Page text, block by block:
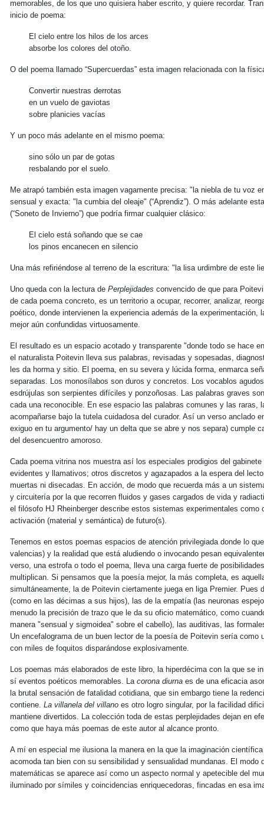
memorables, de los que uno quisiera haber escrito, y quiere recordar.
inicio de poema:
El cielo entre los hilos de los arces
absorbe los colores del otoño.
O del poema llamado “Supercuerdas” esta imagen relacionada con la
Convertir nuestras derrotas
en un vuelo de gaviotas
sobre planicies vacías
Y un poco más adelante en el mismo poema:
sino sólo un par de gotas
resbalando por el suelo.
Me atrapó también esta imagen vagamente precisa: "la niebla de tu voz
sensual y exacta: "la cumbia del oleaje" (“Aprendiz”). O más adelante
(“Soneto de Invierno”) que podría firmar cualquier clásico:
El cielo está soñando que se cae
los pinos encanecen en silencio
Una más refiriéndose al terreno de la escritura: "la lisa urdimbre de este
Uno queda con la lectura de Perplejidades convencido de que para
de cada poema concreto, es un territorio a ocupar, recorrer, analizar,
poético, donde intervienen la experiencia además de la
mejor aún confundidas virtuosamente.
El resultado es un espacio acotado y transparente "donde todo se hace
el naturalista Poitevin lleva sus palabras, revisadas y sopesadas,
les da horma y sitio. El poema, en su severa y lúcida forma, enmarca
separadas. Los monosílabos son duros y concretos. Los vocablos
esdrújulas son serpientes difíciles y ponzoñosas. Las palabras graves
cada una reconocible. En ese espacio las palabras comunes y las raras,
acompañarse bajo la tutela cuidadosa del curador. Así un verso anclado
exiguo en tu argumento/ hay un delta que se abre y nos separa) cumple
del desencuentro amoroso.
Cada poema vitrina nos muestra así los especiales prodigios del
evidentes y llamativos; otros discretos y agazapados a la espera del
muertas ni disecadas. En acción, de modo que recuerda más a un
y circuitería por la que recorren fluidos y gases cargados de vida y
el filósofo HJ Rheinberger describe estos sistemas experimentales como
activación (material y semántica) de futuro(s).
Tenemos en estos poemas espacios de atención privilegiada donde lo
valencias) y la realidad que está aludiendo o invocando pesan
verso, una estrofa o todo el poema, lleva una carga fuerte de
multiplican. Si pensamos que la poesía mejor, la más completa, es
simultáneamente, la de Poitevin ciertamente juega en liga Premier. Pues
(como en las décimas a sus hijos), las de la empatía (las neuronas
menudo la precisión de trazo que le da su oficio matemático, como
manera "sensual y sigmoidea" sobre el cabello), las auditivas, las
Un encefalograma de un buen lector de la poesía de Poitevin sería como
con miles de foquitos disparándose explosivamente.
Los poemas más elaborados de este libro, la hiperdécima con la que se
sí eventos poéticos memorables. La corona diurna es de una eficacia
la brutal sensación de fatalidad cotidiana, que sin embargo tiene la
contiene. La villanela del villano es otro logro singular, por la facilidad
mantiene divertidos. La colección toda de estas perplejidades dejan en
como que haya más poemas de este autor al alcance pronto.
A mí en especial me ilusiona la manera en la que la imaginación
acomoda tan bien con su sensibilidad y sensualidad mundanas. El modo
matemáticas se aparece así como un aspecto normal y apetecible del
iluminado por símiles y coincidencias enriquecedoras, fincadas en esa